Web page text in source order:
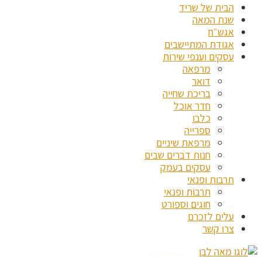
הבית של שריד
שנת המאה
אגש״ח
אגודת המתיישבים
עסקים וענפי שירות
מרפאה
דואר
בריכת שחייה
חדר אוכל
כלבו
ספרייה
מרפאת שיניים
חנות דברים שבים
עסקים בעמק
תרבות ופנאי
תרבות ופנאי
חוגים וספורט
עלים לזכרם
צרו קשר